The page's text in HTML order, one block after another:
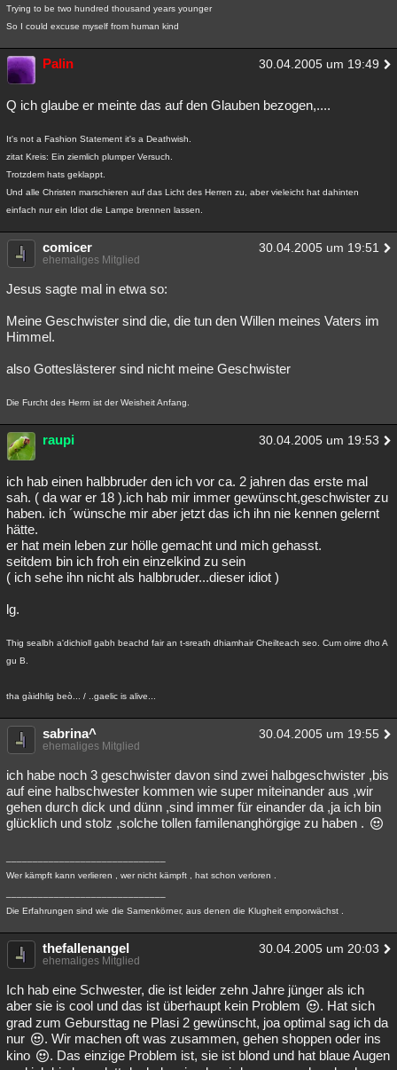
Trying to be two hundred thousand years younger
So I could excuse myself from human kind
Palin 30.04.2005 um 19:49
Q ich glaube er meinte das auf den Glauben bezogen,....
It's not a Fashion Statement it's a Deathwish.
zitat Kreis: Ein ziemlich plumper Versuch.
Trotzdem hats geklappt.
Und alle Christen marschieren auf das Licht des Herren zu, aber vieleicht hat dahinten
einfach nur ein Idiot die Lampe brennen lassen.
comicer 30.04.2005 um 19:51
ehemaliges Mitglied
Jesus sagte mal in etwa so:
Meine Geschwister sind die, die tun den Willen meines Vaters im
Himmel.
also Gotteslästerer sind nicht meine Geschwister
Die Furcht des Herrn ist der Weisheit Anfang.
raupi 30.04.2005 um 19:53
ich hab einen halbbruder den ich vor ca. 2 jahren das erste mal
sah. ( da war er 18 ).ich hab mir immer gewünscht,geschwister zu
haben. ich ´wünsche mir aber jetzt das ich ihn nie kennen gelernt
hätte.
er hat mein leben zur hölle gemacht und mich gehasst.
seitdem bin ich froh ein einzelkind zu sein
( ich sehe ihn nicht als halbbruder...dieser idiot )
lg.
Thig sealbh a'dichioll gabh beachd fair an t-sreath dhiamhair Cheilteach seo. Cum oirre dho A
gu B.
tha gàidhlig beò... / ..gaelic is alive...
sabrina^ 30.04.2005 um 19:55
ehemaliges Mitglied
ich habe noch 3 geschwister davon sind zwei halbgeschwister ,bis
auf eine halbschwester kommen wie super miteinander aus ,wir
gehen durch dick und dünn ,sind immer für einander da ,ja ich bin
glücklich und stolz ,solche tollen familenanghörgige zu haben .
Wer kämpft kann verlieren , wer nicht kämpft , hat schon verloren .
Die Erfahrungen sind wie die Samenkörner, aus denen die Klugheit emporwächst .
thefallenangel 30.04.2005 um 20:03
ehemaliges Mitglied
Ich hab eine Schwester, die ist leider zehn Jahre jünger als ich
aber sie is cool und das ist überhaupt kein Problem
. Hat sich
grad zum Gebursttag ne Plasi 2 gewünscht, joa optimal sag ich da
nur
. Wir machen oft was zusammen, gehen shoppen oder ins
kino
. Das einzige Problem ist, sie ist blond und hat blaue Augen